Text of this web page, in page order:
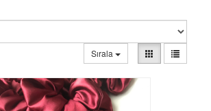
Sırala